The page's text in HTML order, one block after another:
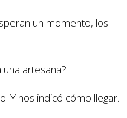
un momento, los
artesana?
Y nos indicó cómo llegar.